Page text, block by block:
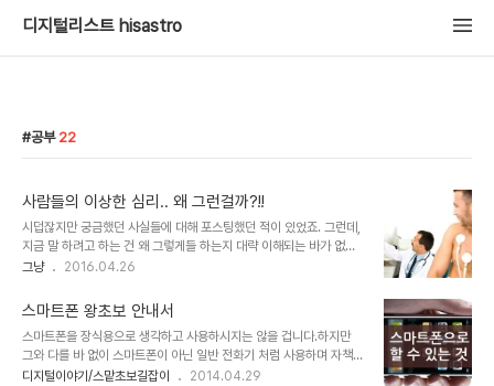
디지털리스트 hisastro
공부 22
사람들의 이상한 심리.. 왜 그런걸까?!!
시덥잖지만 궁금했던 사실들에 대해 포스팅했던 적이 있었죠. 그런데,
지금 말 하려고 하는 건 왜 그렇게들 하는지 대략 이해되는 바가 없지
않으나, 당췌 왜 그래야만 하는지는 여전히 묘연한 것에 대한 얘깁니
생각.. 아니 심리라고 해야 할까요? 그런 거 있죠.사람들은 진짜 건강
을 원하는 건지 아니면 결과 수치만 잘 나오면 된다고 생각하는 건지
알 수 없어 보인다는 것 말입니다. 이미지 출처:
www.pukkahealth.com 예를 들면, 평소 매일 술을 많이 마신다던
가.. 당분이 높게 함유된 음식이나 간식을 좋아해서 과할 정도로 먹다
그냥 2016.04.26
스마트폰 왕초보 안내서
스마트폰을 장식용으로 생각하고 사용하시지는 않을 겁니다.하지만
그와 다를 바 없이 스마트폰이 아닌 일반 전화기 처럼 사용하며 자책하
는 분들이 있습니다. 말 그대로 스마트폰 왕초보! 오해는 하지 말아주
디지털이야기/스맡초보길잡이 2014.04.29